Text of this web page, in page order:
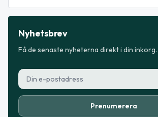
Nyhetsbrev
Få de senaste nyheterna direkt i din inkorg.
Prenumerera